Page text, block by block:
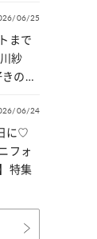
06/25
まで
紗
のグ
06/24
に♡
フォ
特集